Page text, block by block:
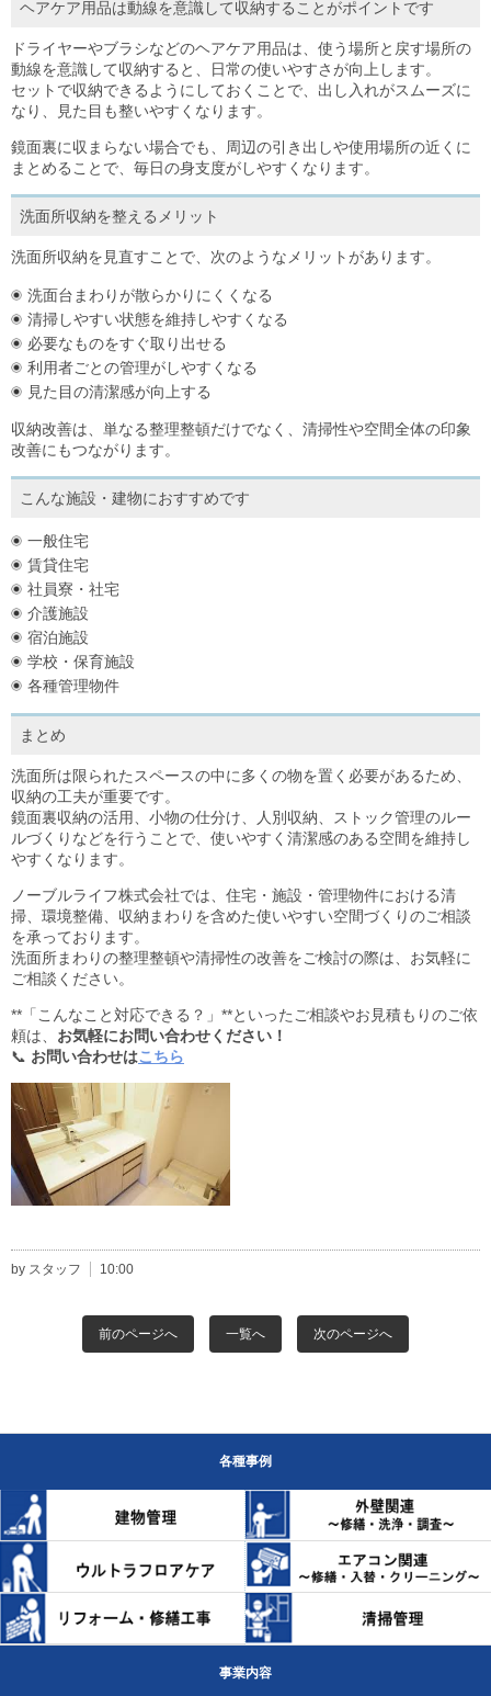
ヘアケア用品は動線を意識して収納することがポイントです
ドライヤーやブラシなどのヘアケア用品は、使う場所と戻す場所の
動線を意識して収納すると、日常の使いやすさが向上します。
セットで収納できるようにしておくことで、出し入れがスムーズに
なり、見た目も整いやすくなります。
鏡面裏に収まらない場合でも、周辺の引き出しや使用場所の近くに
まとめることで、毎日の身支度がしやすくなります。
洗面所収納を整えるメリット
洗面所収納を見直すことで、次のようなメリットがあります。
洗面台まわりが散らかりにくくなる
清掃しやすい状態を維持しやすくなる
必要なものをすぐ取り出せる
利用者ごとの管理がしやすくなる
見た目の清潔感が向上する
収納改善は、単なる整理整頓だけでなく、清掃性や空間全体の印象
改善にもつながります。
こんな施設・建物におすすめです
一般住宅
賃貸住宅
社員寮・社宅
介護施設
宿泊施設
学校・保育施設
各種管理物件
まとめ
洗面所は限られたスペースの中に多くの物を置く必要があるため、
収納の工夫が重要です。
鏡面裏収納の活用、小物の仕分け、人別収納、ストック管理のルー
ルづくりなどを行うことで、使いやすく清潔感のある空間を維持し
やすくなります。
ノーブルライフ株式会社では、住宅・施設・管理物件における清
掃、環境整備、収納まわりを含めた使いやすい空間づくりのご相談
を承っております。
洗面所まわりの整理整頓や清掃性の改善をご検討の際は、お気軽に
ご相談ください。
**「こんなこと対応できる？」**といったご相談やお見積もりのご依
頼は、 お気軽にお問い合わせください！
📞 お問い合わせはこちら
by スタッフ 10:00
前のページへ 一覧へ 次のページへ
各種事例
事業内容